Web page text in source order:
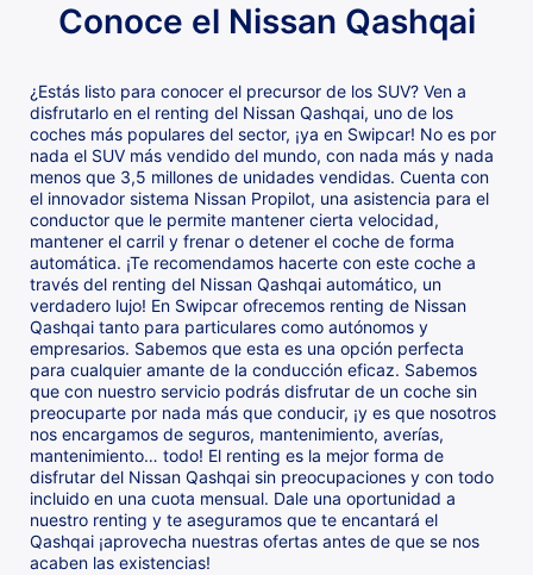
Conoce el Nissan Qashqai
¿Estás listo para conocer el precursor de los SUV? Ven a
disfrutarlo en el renting del Nissan Qashqai, uno de los
coches más populares del sector, ¡ya en Swipcar! No es por
nada el SUV más vendido del mundo, con nada más y nada
menos que 3,5 millones de unidades vendidas. Cuenta con
el innovador sistema Nissan Propilot, una asistencia para el
conductor que le permite mantener cierta velocidad,
mantener el carril y frenar o detener el coche de forma
automática. ¡Te recomendamos hacerte con este coche a
través del renting del Nissan Qashqai automático, un
verdadero lujo! En Swipcar ofrecemos renting de Nissan
Qashqai tanto para particulares como autónomos y
empresarios. Sabemos que esta es una opción perfecta
para cualquier amante de la conducción eficaz. Sabemos
que con nuestro servicio podrás disfrutar de un coche sin
preocuparte por nada más que conducir, ¡y es que nosotros
nos encargamos de seguros, mantenimiento, averías,
mantenimiento… todo! El renting es la mejor forma de
disfrutar del Nissan Qashqai sin preocupaciones y con todo
incluido en una cuota mensual. Dale una oportunidad a
nuestro renting y te aseguramos que te encantará el
Qashqai ¡aprovecha nuestras ofertas antes de que se nos
acaben las existencias!